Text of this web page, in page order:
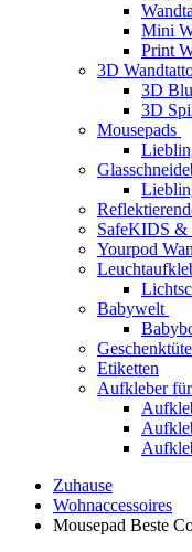
Mini
Print
3D
3D
3D
Mousepads
SafeKIDS &
Yourpod
Babywelt
Etiketten
Aufkleber
Zuhause
Wohnaccessoires
Mousepad Beste